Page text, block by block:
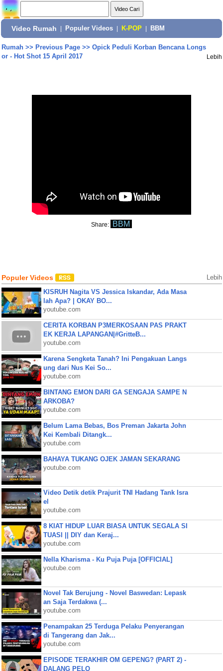
Video Rumah Populer Videos K-POP BBM
Rumah>> Previous Page>> Opick Peduli Korban Bencana Longs
or - Hot Shot 15 April 2017
Lebih
Share: BBM
Populer Videos Lebih
KISRUH Nagita VS Jessica Iskandar, Ada Masa
lah Apa? | OKAY BO...
youtube.com
CERITA KORBAN P3MERKOSAAN PAS PRAKT
EK KERJA LAPANGAN|#GritteB...
youtube.com
Karena Sengketa Tanah? Ini Pengakuan Langs
ung dari Nus Kei So...
youtube.com
BINTANG EMON DARI GA SENGAJA SAMPE N
ARKOBA?
youtube.com
Belum Lama Bebas, Bos Preman Jakarta John
Kei Kembali Ditangk...
youtube.com
BAHAYA TUKANG OJEK JAMAN SEKARANG
youtube.com
Video Detik detik Prajurit TNI Hadang Tank Isra
el
youtube.com
8 KIAT HIDUP LUAR BIASA UNTUK SEGALA SI
TUASI || DIY dan Keraj...
youtube.com
Nella Kharisma - Ku Puja Puja [OFFICIAL]
youtube.com
Novel Tak Berujung - Novel Baswedan: Lepask
an Saja Terdakwa (...
youtube.com
Penampakan 25 Terduga Pelaku Penyerangan
di Tangerang dan Jak...
youtube.com
EPISODE TERAKHIR OM GEPENG? (PART 2) -
DALANG PELO